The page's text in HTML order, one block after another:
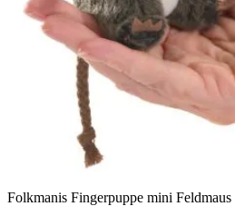
Folkmanis Fingerpuppe mini Feldmaus